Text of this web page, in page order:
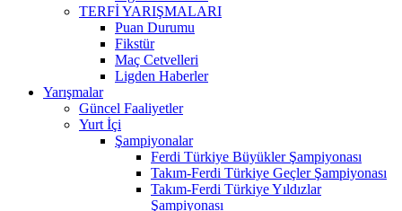
TERFİ YARIŞMALARI
Puan Durumu
Fikstür
Maç Cetvelleri
Ligden Haberler
Yarışmalar
Güncel Faaliyetler
Yurt İçi
Şampiyonalar
Ferdi Türkiye Büyükler Şampiyonası
Takım-Ferdi Türkiye Geçler Şampiyonası
Takım-Ferdi Türkiye Yıldızlar
Şampiyonası